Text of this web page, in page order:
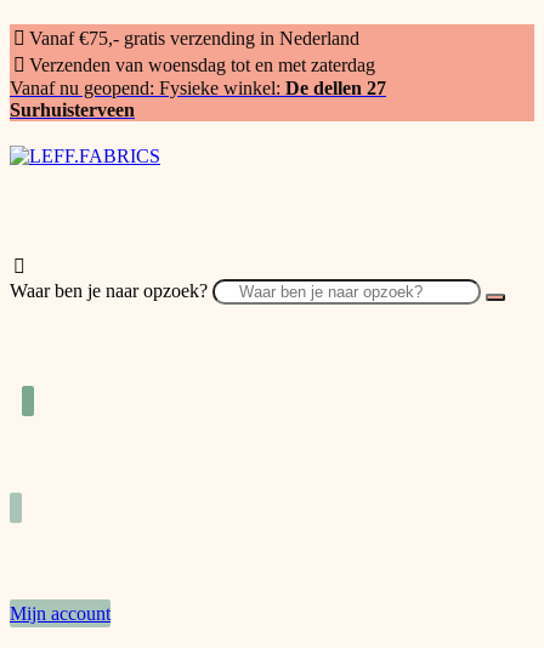
Vanaf €75,- gratis verzending in Nederland
Verzenden van woensdag tot en met zaterdag
Vanaf nu geopend: Fysieke winkel: De dellen 27
Surhuisterveen
Waar ben je naar opzoek?
Mijn account